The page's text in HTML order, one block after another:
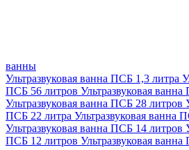
ванны
Ультразвуковая ванна ПСБ 1,3 литра
ПСБ 56 литров Ультразвуковая
Ультразвуковая ванна ПСБ 28 литров
ПСБ 22 литра Ультразвуковая ванна
Ультразвуковая ванна ПСБ 14 литров
ПСБ 12 литров Ультразвуковая